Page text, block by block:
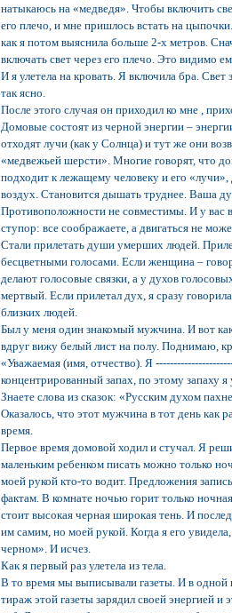
натыкаюсь на «медведя». Чтобы включить
его плечо, и мне пришлось встать на
как я потом выяснила больше 2-х метров.
включать свет через его плечо. Это видимо
И я улетела на кровать. Я включила бра.
так ясно.
После этого случая он приходил ко мне ,
Домовые состоят из черной энергии –
отходят лучи (как у Солнца) и тут же они
«медвежьей шерсти». Многие говорят, что
подходит к лежащему человеку и его
воздух. Становится дышать труднее. Ваша
Противоположности не совместимы. И у вас
ступор: все соображаете, а двигаться не
Стали прилетать души умерших людей.
бесцветными голосами. Если женщина –
делают голосовые связки, а у духов
мертвый. Если прилетал дух, я сразу
близких людей.
Был у меня один знакомый мужчина. И вот
вдруг вижу белый лист на полу. Поднимаю,
«Уважаемая (имя, отчество). Я
концентрированный запах, по этому запаху
Знаете слова из сказок: «Русским духом
Оказалось, что этот мужчина в тот день как
время.
Первое время домовой ходил и стучал. Я
маленьким ребенком писать можно только
моей рукой кто-то водит. Предложения
фактам. В комнате ночью горит только
стоит высокая черная широкая тень. И
им самим, но моей рукой. Когда я его
черном». И исчез.
Как я первый раз улетела из тела.
В то время мы выписывали газеты. И в одной
тираж этой газеты зарядил своей энергией и